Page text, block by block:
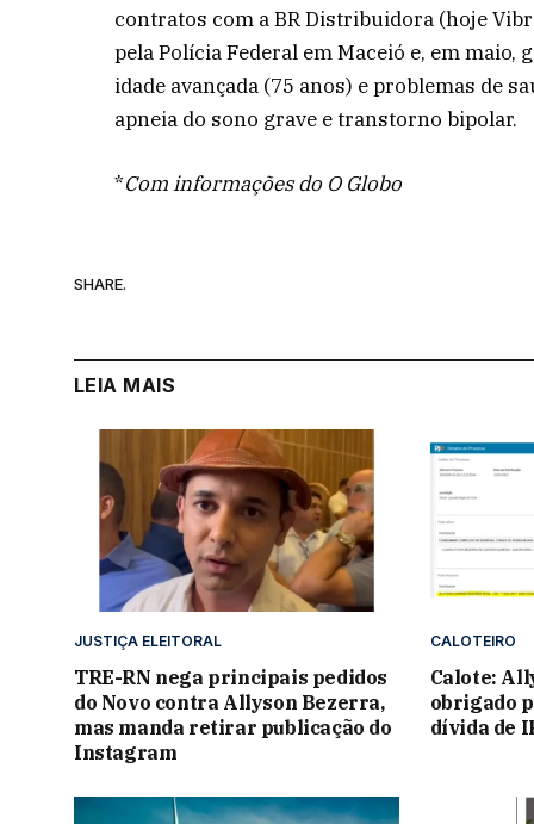
contratos com a BR Distribuidora (hoje
pela Polícia Federal em Maceió e, em
idade avançada (75 anos) e problemas de
apneia do sono grave e transtorno bipolar.
*Com informações do O Globo
SHARE.
LEIA MAIS
JUSTIÇA ELEITORAL
TRE-RN nega principais pedidos
do Novo contra Allyson Bezerra,
mas manda retirar publicação do
Instagram
CALOTEIRO
Calote:
obrigado
dívida de